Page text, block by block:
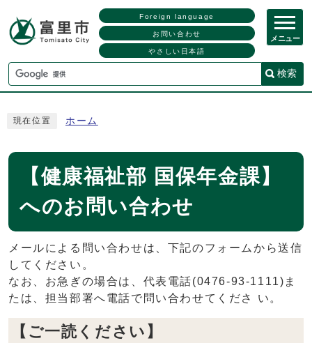
Foreign language
お問い合わせ
やさしい日本語
検索
メニュー
現在位置 ホーム
【健康福祉部 国保年金課】
へのお問い合わせ
メールによる問い合わせは、下記のフォームから送信
してください。
なお、お急ぎの場合は、代表電話(0476-93-1111)ま
たは、担当部署へ電話で問い合わせてくださ い。
【ご一読ください】